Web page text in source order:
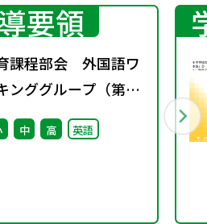
要領
課程部会 外国語ワ
ンググループ（第11
配付資料
中 高 英語